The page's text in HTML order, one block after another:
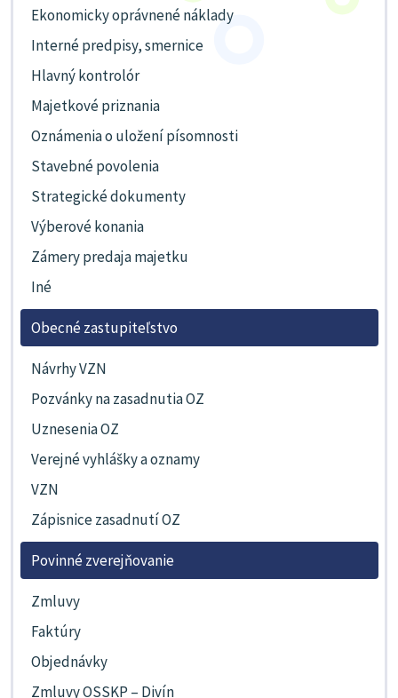
Ekonomicky oprávnené náklady
Interné predpisy, smernice
Hlavný kontrolór
Majetkové priznania
Oznámenia o uložení písomnosti
Stavebné povolenia
Strategické dokumenty
Výberové konania
Zámery predaja majetku
Iné
Obecné zastupiteľstvo
Návrhy VZN
Pozvánky na zasadnutia OZ
Uznesenia OZ
Verejné vyhlášky a oznamy
VZN
Zápisnice zasadnutí OZ
Povinné zverejňovanie
Zmluvy
Faktúry
Objednávky
Zmluvy OSSKP – Divín